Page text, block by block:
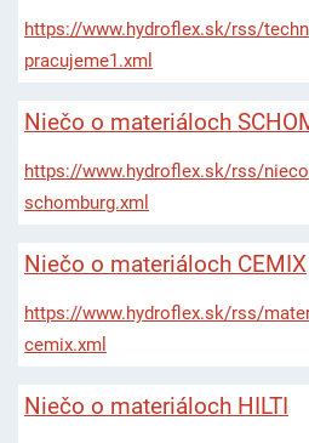
https://www.hydroflex.sk/rss/
pracujeme1.xml
Niečo o materiáloch
https://www.hydroflex.sk/rss/
schomburg.xml
Niečo o materiáloch CEMIX
https://www.hydroflex.sk/rss/
cemix.xml
Niečo o materiáloch HILTI